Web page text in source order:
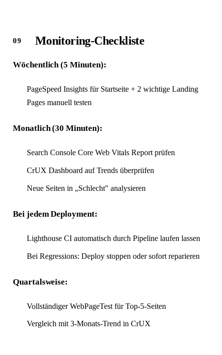
Monitoring-Checkliste
Wöchentlich (5 Minuten):
PageSpeed Insights für Startseite + 2 wichtige Landing
Pages manuell testen
Monatlich (30 Minuten):
Search Console Core Web Vitals Report prüfen
CrUX Dashboard auf Trends überprüfen
Neue Seiten in „Schlecht" analysieren
Bei jedem Deployment:
Lighthouse CI automatisch durch Pipeline laufen lassen
Bei Regressions: Deploy stoppen oder sofort reparieren
Quartalsweise:
Vollständiger WebPageTest für Top-5-Seiten
Vergleich mit 3-Monats-Trend in CrUX